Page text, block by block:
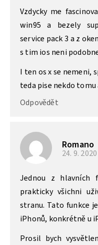
Vzdycky me
win95 a bezely
service pack 3 a z
s tim ios neni
I ten os x se nemeni,
teda pise nekdo
Odpovědět
Romano
24. 9. 2020
Jednou z hlavních
prakticky všichni
stranu. Tato funkce
iPhonů, konkrétně u
Prosil bych